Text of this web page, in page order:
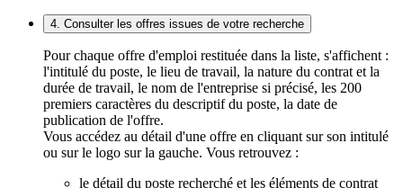
4. Consulter les offres issues de votre recherche
Pour chaque offre d'emploi restituée dans la liste, s'affichent :
l'intitulé du poste, le lieu de travail, la nature du contrat et la
durée de travail, le nom de l'entreprise si précisé, les 200
premiers caractères du descriptif du poste, la date de
publication de l'offre.
Vous accédez au détail d'une offre en cliquant sur son intitulé
ou sur le logo sur la gauche. Vous retrouvez :
le détail du poste recherché et les éléments de contrat